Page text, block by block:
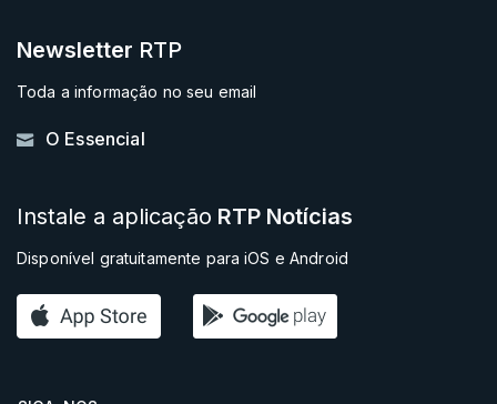
Newsletter RTP
Toda a informação no seu email
O Essencial
Instale a aplicação RTP Notícias
Disponível gratuitamente para iOS e Android